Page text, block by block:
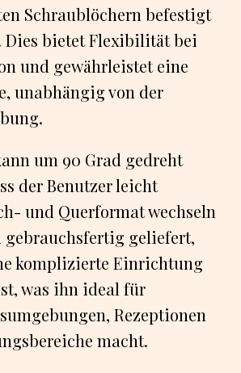
Schraublöchern befestigt
Dies bietet Flexibilität bei
und gewährleistet eine
unabhängig von der
um 90 Grad gedreht
der Benutzer leicht
und Querformat wechseln
gebrauchsfertig geliefert,
komplizierte Einrichtung
was ihn ideal für
Rezeptionen
macht.